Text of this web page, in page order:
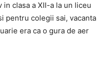
clasa a XII-a la un liceu
pentru colegii sai, vacanta
era ca o gura de aer